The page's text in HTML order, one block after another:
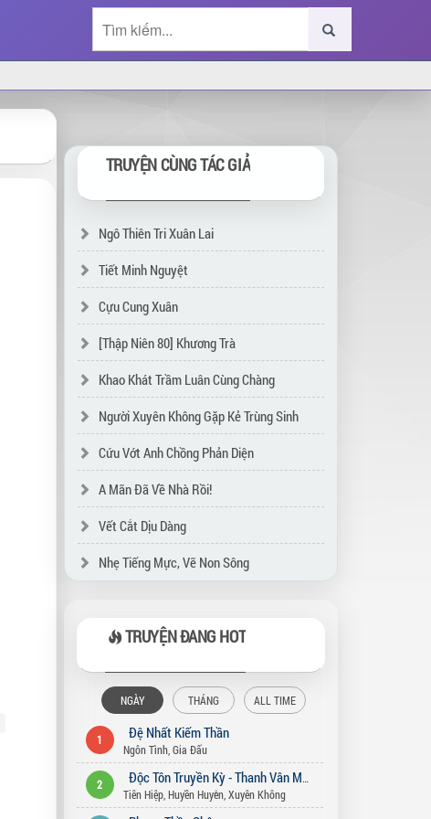
TRUYỆN CÙNG TÁC GIẢ
Ngô Thiên Tri Xuân Lai
Tiết Minh Nguyệt
Cựu Cung Xuân
[Thập Niên 80] Khương Trà
Khao Khát Trầm Luân Cùng Chàng
Người Xuyên Không Gặp Kẻ Trùng Sinh
Cứu Vớt Anh Chồng Phản Diện
A Mãn Đã Về Nhà Rồi!
Vết Cắt Dịu Dàng
Nhẹ Tiếng Mực, Vẽ Non Sông
TRUYỆN ĐANG HOT
NGÀY THÁNG ALL TIME
1 Đệ Nhất Kiếm Thần
Ngôn Tình, Gia Đấu
2
Độc Tôn Truyền Kỳ - Thanh Vân Môn
Tiên Hiệp, Huyền Huyễn, Xuyên Không